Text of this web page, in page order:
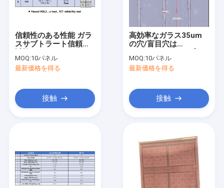
信頼性のある性能 ガラ
スサブトラート信頼性
MSL3/HAST/TCT
MOQ:10パネル
最新価格を得る
接触
高効率なガラス35um
の穴/盲目穴は
ために
MOQ:10パネル
最新価格を得る
接触